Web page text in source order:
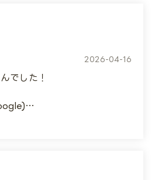
かかりました。そこで今後
元鍵をベースに改めて作成し
親切で自信をもってご紹介出
るのはとても重要だと思いま
たm(__)m
afternoon, so I
2026-04-16
でした！
as the rumors said!